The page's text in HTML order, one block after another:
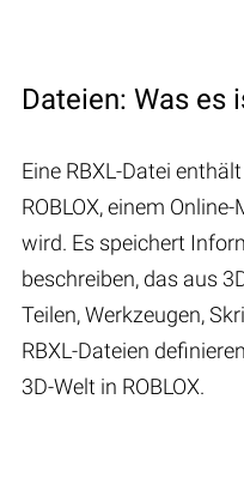
Dateien: Was es
Eine RBXL-Datei
ROBLOX, einem
wird. Es speichert
beschreiben, das aus
Teilen, Werkzeugen,
RBXL-Dateien
3D-Welt in ROBLOX.